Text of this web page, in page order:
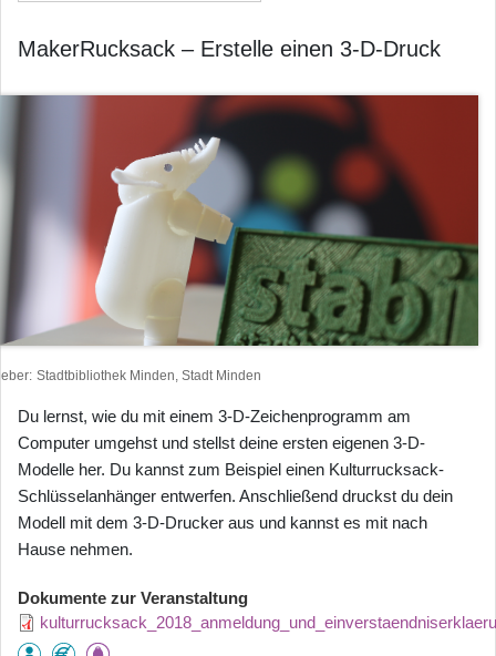
MakerRucksack – Erstelle einen 3-D-Druck
Stadtbibliothek Minden, Stadt Minden
Du lernst, wie du mit einem 3-D-Zeichenprogramm am
Computer umgehst und stellst deine ersten eigenen 3-D-
Modelle her. Du kannst zum Beispiel einen Kulturrucksack-
Schlüsselanhänger entwerfen. Anschließend druckst du dein
Modell mit dem 3-D-Drucker aus und kannst es mit nach
Hause nehmen.
Dokumente zur Veranstaltung